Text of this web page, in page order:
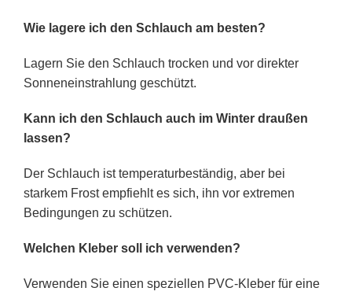
Wie lagere ich den Schlauch am besten?
Lagern Sie den Schlauch trocken und vor direkter
Sonneneinstrahlung geschützt.
Kann ich den Schlauch auch im Winter draußen
lassen?
Der Schlauch ist temperaturbeständig, aber bei
starkem Frost empfiehlt es sich, ihn vor extremen
Bedingungen zu schützen.
Welchen Kleber soll ich verwenden?
Verwenden Sie einen speziellen PVC-Kleber für eine